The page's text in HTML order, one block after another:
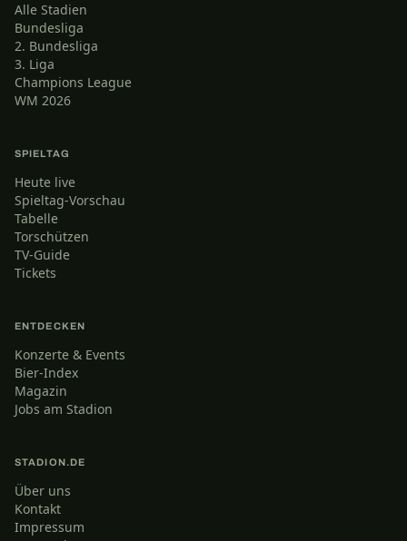
Alle Stadien
Bundesliga
2. Bundesliga
3. Liga
Champions League
WM 2026
SPIELTAG
Heute live
Spieltag-Vorschau
Tabelle
Torschützen
TV-Guide
Tickets
ENTDECKEN
Konzerte & Events
Bier-Index
Magazin
Jobs am Stadion
STADION.DE
Über uns
Kontakt
Impressum